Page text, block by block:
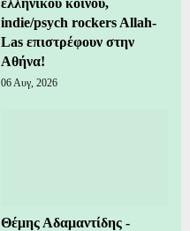
ελληνικού κοινού,
indie/psych rockers Allah-
Las επιστρέφουν στην
Αθήνα!
06 Αυγ, 2026
Θέμης Αδαμαντίδης -